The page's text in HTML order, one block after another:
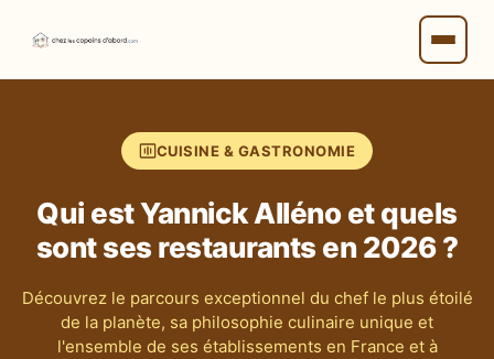
CUISINE & GASTRONOMIE
Qui est Yannick Alléno et quels
sont ses restaurants en 2026 ?
Découvrez le parcours exceptionnel du chef le plus étoilé
de la planète, sa philosophie culinaire unique et
l'ensemble de ses établissements en France et à